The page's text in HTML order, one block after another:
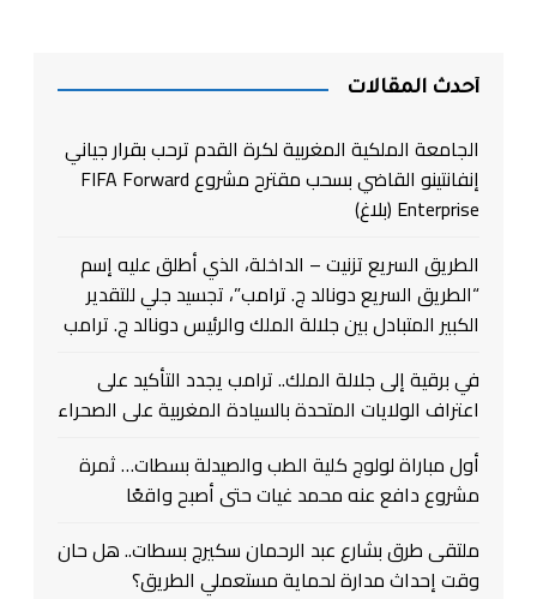
أحدث المقالات
الجامعة الملكية المغربية لكرة القدم ترحب بقرار جياني
إنفانتينو القاضي بسحب مقترح مشروع FIFA Forward
Enterprise (بلاغ)
الطريق السريع تزنيت – الداخلة، الذي أطلق عليه إسم
“الطريق السريع دونالد ج. ترامب”، تجسيد جلي للتقدير
الكبير المتبادل بين جلالة الملك والرئيس دونالد ج. ترامب
في برقية إلى جلالة الملك.. ترامب يجدد التأكيد على
اعتراف الولايات المتحدة بالسيادة المغربية على الصحراء
أول مباراة لولوج كلية الطب والصيدلة بسطات… ثمرة
مشروع دافع عنه محمد غيات حتى أصبح واقعًا
ملتقى طرق بشارع عبد الرحمان سكيرج بسطات.. هل حان
وقت إحداث مدارة لحماية مستعملي الطريق؟